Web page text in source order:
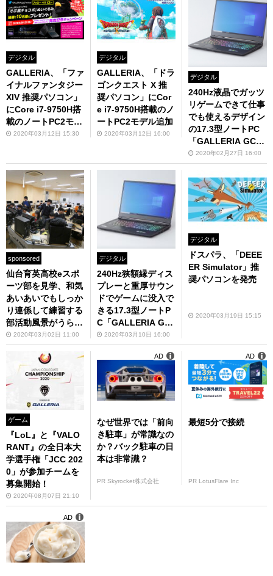
デジタル
GALLERIA、「ファ
イナルファンタジー
XIV 推奨パソコン」
にCore i7-9750H搭
載のノートPC2モデ
ル追加
2020年03月12日 15:30
デジタル
GALLERIA、「ドラ
ゴンクエスト X 推
奨パソコン」にCor
e i7-9750H搭載のノ
ートPC2モデル追加
2020年03月12日 16:00
デジタル
240Hz液晶でガッツ
リゲームできて仕事
でも使えるデザイン
の17.3型ノートPC
「GALLERIA GCR2
080RNF-E」
2020年02月27日 16:00
sponsored
仙台育英高校eスポ
ーツ部を見学、和気
あいあいでもしっか
り連係して練習する
部活動風景がうらや
ましすぎた
2020年03月02日 11:00
デジタル
240Hz狭額縁ディス
プレーと重厚サウン
ドでゲームに没入で
きる17.3型ノートP
C「GALLERIA GC
R2080RNF-E」
2020年03月10日 16:00
デジタル
ドスパラ、「DEEE
ER Simulator」推
奨パソコンを発売
2020年03月19日 15:15
ゲーム
『LoL』と『VALO
RANT』の全日本大
学選手権「JCC 202
0」が参加チームを
募集開始！
2020年08月07日 21:10
なぜ世界では「前向
き駐車」が常識なの
か？バック駐車の日
本は非常識？
PR Skyrocket株式会社
AD
最短5分で接続
PR LotusFlare Inc
AD
AD